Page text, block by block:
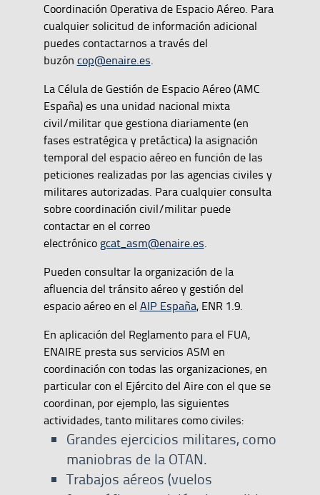
Coordinación Operativa de Espacio Aéreo. Para
cualquier solicitud de información adicional
puedes contactarnos a través del
buzón cop@enaire.es.
La Célula de Gestión de Espacio Aéreo (AMC
España) es una unidad nacional mixta
civil/militar que gestiona diariamente (en
fases estratégica y pretáctica) la asignación
temporal del espacio aéreo en función de las
peticiones realizadas por las agencias civiles y
militares autorizadas. Para cualquier consulta
sobre coordinación civil/militar puede
contactar en el correo
electrónico gcat_asm@enaire.es.
Pueden consultar la organización de la
afluencia del tránsito aéreo y gestión del
espacio aéreo en el AIP España, ENR 1.9.
En aplicación del Reglamento para el FUA,
ENAIRE presta sus servicios ASM en
coordinación con todas las organizaciones, en
particular con el Ejército del Aire con el que se
coordinan, por ejemplo, las siguientes
actividades, tanto militares como civiles:
Grandes ejercicios militares, como
maniobras de la OTAN.
Trabajos aéreos (vuelos